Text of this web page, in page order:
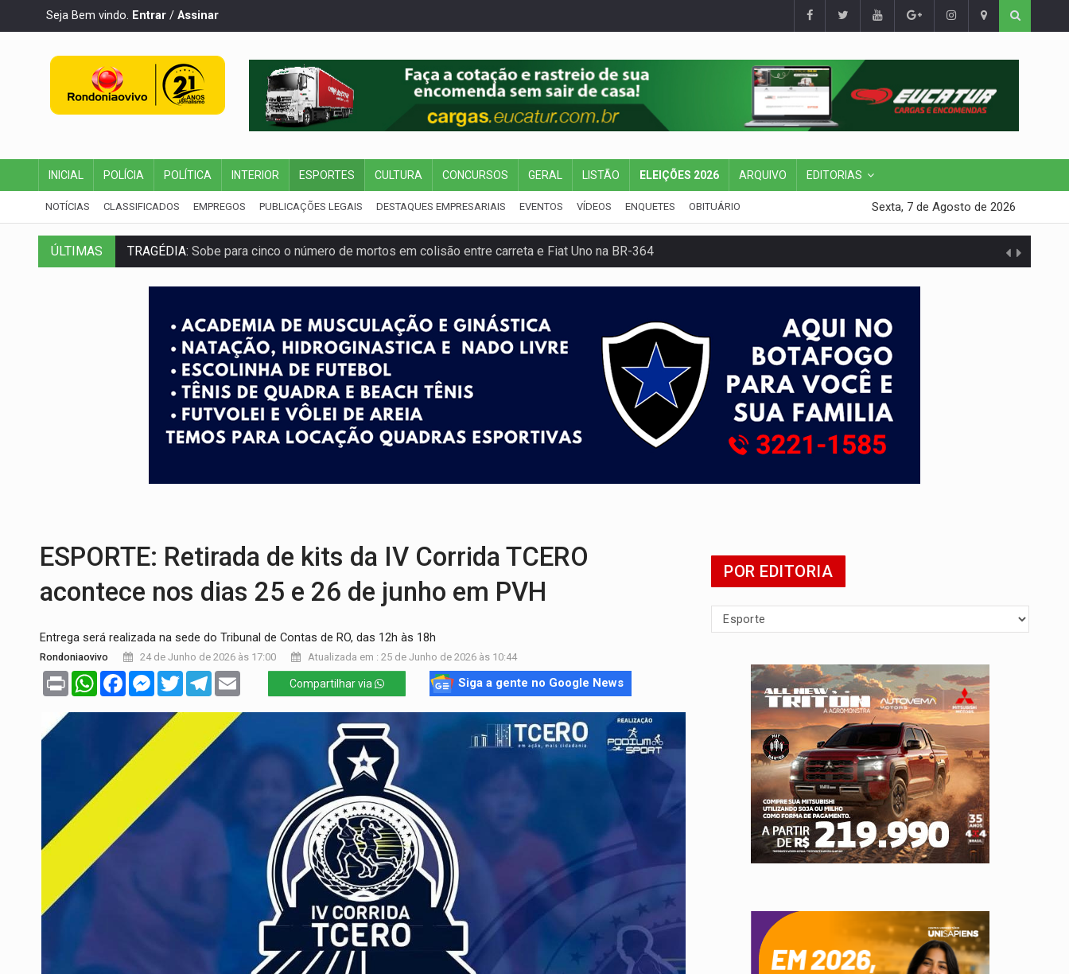
Seja Bem vindo. Entrar / Assinar
INICIAL POLÍCIA POLÍTICA INTERIOR ESPORTES CULTURA CONCURSOS GERAL LISTÃO ELEIÇÕES 2026 ARQUIVO EDITORIAS
NOTÍCIAS CLASSIFICADOS EMPREGOS PUBLICAÇÕES LEGAIS DESTAQUES EMPRESARIAIS EVENTOS VÍDEOS ENQUETES OBITUÁRIO Sexta, 7 de Agosto de 2026
ÚLTIMAS
TRAGÉDIA:Sobe para cinco o número de mortos em colisão entre carreta e Fiat Uno na BR-364
TRANSPORTE DE ARROZ:MPF assegura cumprimento da legislação sobre transporte de cargas por empresa
DEEPFAKE:Sancionada lei contra violência sexual infantil na internet e via IA
COLEGIADO:Brasil e Rússia discutem energia nuclear, defesa e ciência em Brasília
URGENTE:Colisão entre caminhão e carro deixa quatro mortos e um em estado grave na BR
ENCONTRO:Amazônia Negra ganha projeção nacional com participação de Marcela Bonfim
PREVISÃO:Porto Velho tem chances de chuvas isoladas nesta sexta-feira (7)
SINDICATOS UNIDOS: Assembleia Geral delibera greve da educação municipal em Porto Velho
PROCESSO SELETIVO:Rondoniaovivo abre oficina de Comunicação com oportunidade de integrar equipe
ESPORTE: Retirada de kits da IV Corrida TCERO
acontece nos dias 25 e 26 de junho em PVH
Entrega será realizada na sede do Tribunal de Contas de RO, das 12h às 18h
Rondoniaovivo 24 de Junho de 2026 às 17:00 Atualizada em : 25 de Junho de 2026 às 10:44
Print WhatsAppFacebookMessenger
TwitterTelegram Compartilhar via Siga a gente no Google News
POR EDITORIA